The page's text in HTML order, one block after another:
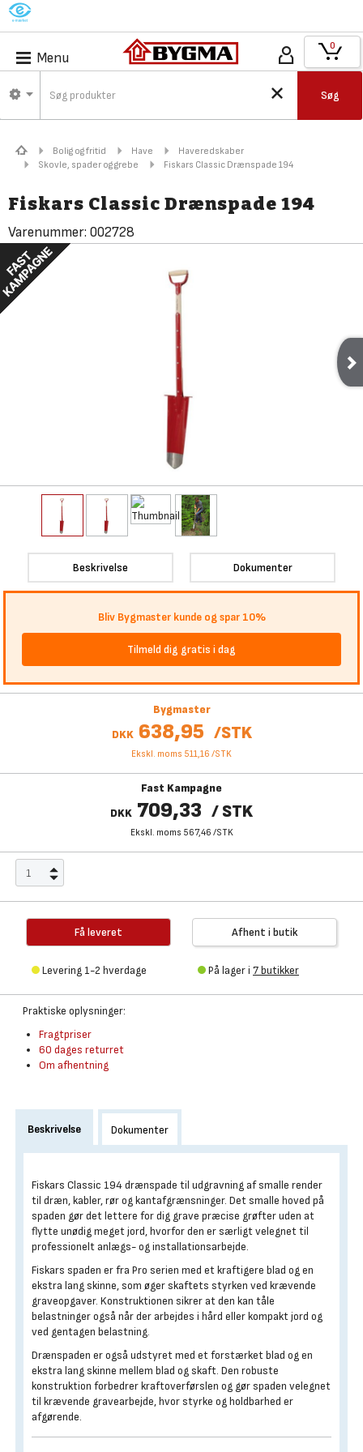
M
Menu
Søg
0
Bolig og fritid Have
Haveredskaber
Skovle, spader og grebe
Fiskars Classic Drænspade 194
Fiskars Classic Drænspade 194
Varenummer: 002728
Beskrivelse Dokumenter
Bliv Bygmaster kunde og spar 10%
Tilmeld dig gratis i dag
Bygmaster
DKK 638,95 /STK
Ekskl. moms 511,16 /STK
Fast Kampagne
DKK 709,33 /STK
Ekskl. moms 567,46 /STK
Få leveret
Levering 1-2 hverdage
Afhent i butik
På lager i 7 butikker
Praktiske oplysninger:
Fragtpriser
60 dages returret
Om afhentning
Beskrivelse Dokumenter
Fiskars Classic 194 drænspade til udgravning af smalle render
til dræn, kabler, rør og kantafgrænsninger. Det smalle hoved på
spaden gør det lettere for dig grave præcise grøfter uden at
flytte unødig meget jord, hvorfor den er særligt velegnet til
professionelt anlægs- og installationsarbejde.
Fiskars spaden er fra Pro serien med et kraftigere blad og en
ekstra lang skinne, som øger skaftets styrken ved krævende
graveopgaver. Konstruktionen sikrer at den kan tåle
belastninger også når der arbejdes i hård eller kompakt jord og
ved gentagen belastning.
Drænspaden er også udstyret med et forstærket blad og en
ekstra lang skinne mellem blad og skaft. Den robuste
konstruktion forbedrer kraftoverførslen og gør spaden velegnet
til krævende gravearbejde, hvor styrke og holdbarhed er
afgørende.